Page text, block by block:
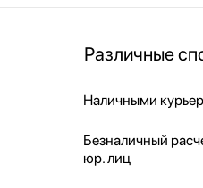
Различные
Наличными
Безналичный
юр. лиц